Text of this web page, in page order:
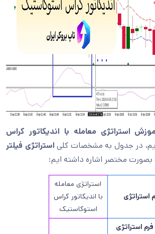
استراتژی معامله با اندیکاتور کراس
در جدول به مشخصات کلی استراتژی فیلتر
بصورت مختصر اشاره داشته ایم:
استراتژی
استراتژی معامله
با اندیکاتور کراس
استوکاستیک
استراتژی